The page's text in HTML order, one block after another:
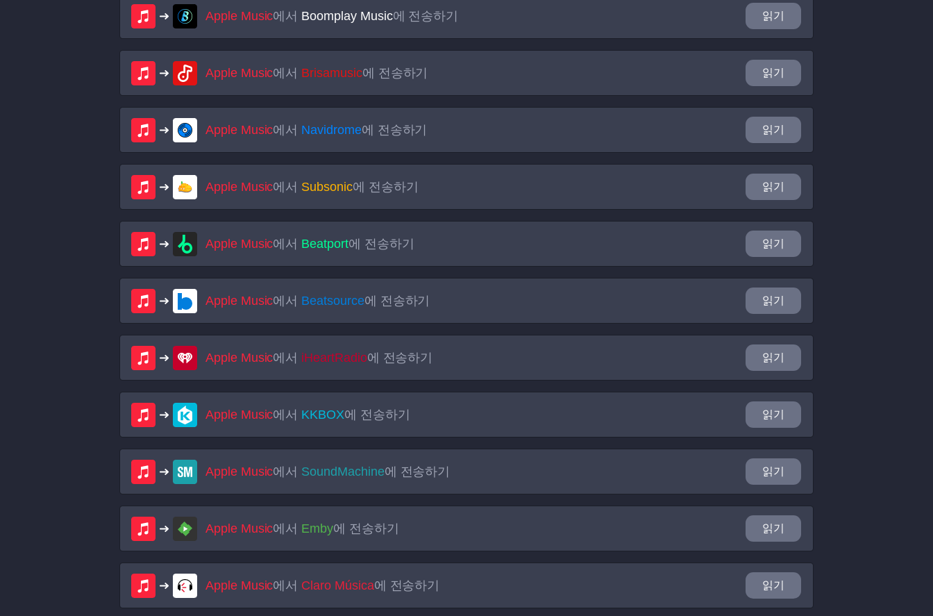
Apple Music에서 Boomplay Music에 전송하기 읽기
Apple Music에서 Brisamusic에 전송하기 읽기
Apple Music에서 Navidrome에 전송하기 읽기
Apple Music에서 Subsonic에 전송하기 읽기
Apple Music에서 Beatport에 전송하기 읽기
Apple Music에서 Beatsource에 전송하기 읽기
Apple Music에서 iHeartRadio에 전송하기 읽기
Apple Music에서 KKBOX에 전송하기 읽기
Apple Music에서 SoundMachine에 전송하기 읽기
Apple Music에서 Emby에 전송하기 읽기
Apple Music에서 Claro Música에 전송하기 읽기